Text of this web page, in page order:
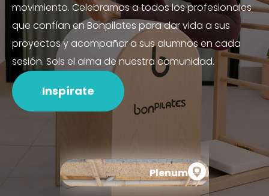
movimiento. Celebramos a todos los profesionales
que confían en Bonpilates para dar vida a sus
proyectos y acompañar a sus alumnos en cada
sesión. Sois el alma de nuestra comunidad.
Inspírate
Plenum